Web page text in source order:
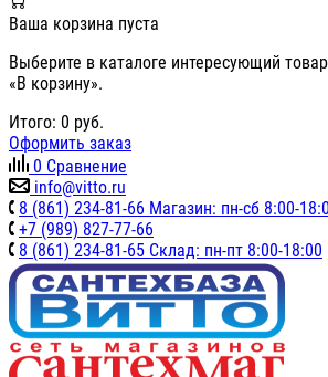
Ваша корзина пуста
Выберите в каталоге интересующий
«В корзину».
Итого: 0 руб.
Оформить заказ
0 Сравнение
info@vitto.ru
8 (861) 234-81-66 Магазин: пн-сб 8:00-
+7 (989) 827-77-66
8 (861) 234-81-65 Склад: пн-пт 8:00-18:00